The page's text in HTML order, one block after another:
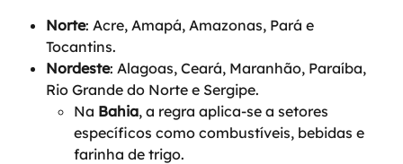
Norte: Acre, Amapá, Amazonas, Pará e
Tocantins.
Nordeste: Alagoas, Ceará, Maranhão, Paraíba,
Rio Grande do Norte e Sergipe.
Na Bahia, a regra aplica-se a setores
específicos como combustíveis, bebidas e
farinha de trigo.